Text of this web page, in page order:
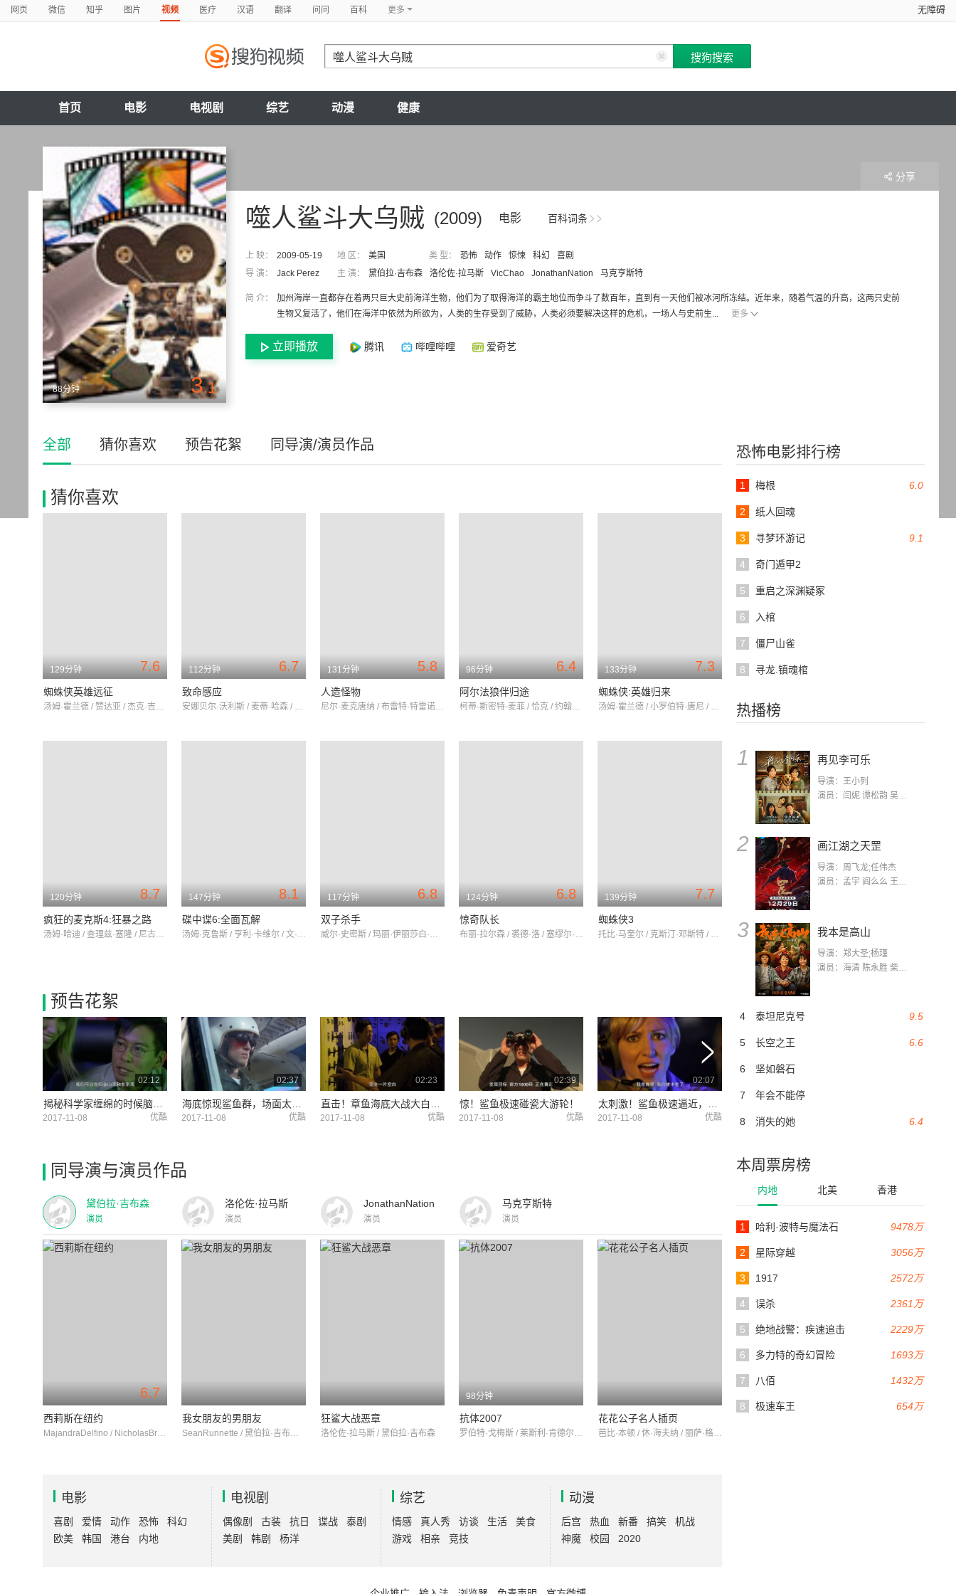
网页 微信 知乎 图片 视频 医疗 汉语 翻译 问问 百科 更多 无障碍
首页 电影 电视剧 综艺 动漫 健康
88分钟 3.1
百科词条
(2009) 电影
噬人鲨斗大乌贼
上 映： 2009-05-19 地 区： 美国 类 型： 恐怖 动作 惊悚 科幻
喜剧
导 演：
Jack Perez 主 演： 黛伯拉·吉布森 洛伦佐·拉马斯 VicChao JonathanNation 马克亨斯特
简 介：
加州海岸一直都存在着两只巨大史前海洋生物，他们为了取得海洋的霸主地位而争斗了数百年，直到有一天他们被冰河所冻结。近年来，随着气温的升高，这两只史前
生物又复活了，他们在海洋中依然为所欲为，人类的生存受到了威胁，人类必须要解决这样的危机，一场人与史前生...
更多
立即播放 腾讯 哔哩哔哩 爱奇艺
分享
恐怖电影排行榜
6.0
1 梅根
2 纸人回魂
9.1
3 寻梦环游记
4 奇门遁甲2
5 重启之深渊疑冢
6 入棺
7 僵尸山雀
8 寻龙.镇魂棺
热播榜
1 再见李可乐
导演：王小列
演员：闫妮 谭松韵 吴京 蒋龙 赵小棠 冯雷 李虎城 平安 小七 小可乐
2 画江湖之天罡
导演：周飞龙;任伟杰
演员：孟宇 阎么么 王凯 郭政建 阎萌萌 杨默 高枫 齐斯伽 刘芊含 马程
3 我本是高山
导演：郑大圣;杨瑾
演员：海清 陈永胜 柴烨 王玥婷 万国鹏 美朵达瓦 赵瑞婷 罗解艳 郭莉娜 潘家艳
9.5
4 泰坦尼克号
6.6
5 长空之王
6 坚如磐石
7 年会不能停
6.4
8 消失的她
本周票房榜
内地 北美 香港
9478万
1 哈利·波特与魔法石
3056万
2 星际穿越
2572万
3 1917
2361万
4 误杀
2229万
5 绝地战警：疾速追击
1693万
6 多力特的奇幻冒险
1432万
7 八佰
654万
8 极速车王
全部 猜你喜欢 预告花絮 同导演/演员作品
猜你喜欢
7.6
129分钟
蜘蛛侠英雄远征
汤姆·霍兰德 / 赞达亚 / 杰克·吉伦哈尔
6.7
112分钟
致命感应
安娜贝尔·沃利斯 / 麦蒂·哈森 / 吴宇卫
5.8
131分钟
人造怪物
尼尔·麦克唐纳 / 布雷特·特雷诺 / 乔斯·罗赛特
6.4
96分钟
阿尔法狼伴归途
柯蒂·斯密特-麦菲 / 恰克 / 约翰内斯·豪克尔·约翰内森
7.3
133分钟
蜘蛛侠:英雄归来
汤姆·霍兰德 / 小罗伯特·唐尼 / 玛丽莎·托梅
8.7
120分钟
疯狂的麦克斯4:狂暴之路
汤姆·哈迪 / 查理兹·塞隆 / 尼古拉斯·霍尔特
8.1
147分钟
碟中谍6:全面瓦解
汤姆·克鲁斯 / 亨利·卡维尔 / 文·瑞姆斯
6.8
117分钟
双子杀手
威尔·史密斯 / 玛丽·伊丽莎白·温斯特德 / 克里夫·欧文
6.8
124分钟
惊奇队长
布丽·拉尔森 / 裘德·洛 / 塞缪尔·杰克逊
7.7
139分钟
蜘蛛侠3
托比·马奎尔 / 克斯汀·邓斯特 / 詹姆斯·弗兰科
预告花絮
02:12
2017-11-08 优酷
02:37
2017-11-08 优酷
02:23
2017-11-08 优酷
02:39
惊！鲨鱼极速碰瓷大游轮！
2017-11-08 优酷
02:07
2017-11-08 优酷 2017-11-08 2017-11-08
同导演与演员作品
黛伯拉·吉布森
演员
洛伦佐·拉马斯
演员
JonathanNation
演员
马克亨斯特
演员
6.7
西莉斯在纽约
MajandraDelfino / NicholasBrendon / EthanEmbry
我女朋友的男朋友
SeanRunnette / 黛伯拉·吉布森 / JillNovick
狂鲨大战恶章
洛伦佐·拉马斯 / 黛伯拉·吉布森
98分钟
抗体2007
罗伯特·戈梅斯 / 莱斯利·肯德尔 / John Wu
花花公子名人插页
芭比·本顿 / 休·海夫纳 / 丽萨·格雷罗
电影
喜剧 爱情 动作 恐怖
科幻
欧美
韩国 港台 内地
电视剧
偶像剧 古装 抗日 谍战
泰剧
美剧
韩剧 杨洋
综艺
情感 真人秀 访谈 生活
美食
游戏
相亲 竞技
动漫
后宫 热血 新番 搞笑
机战
神魔
校园 2020